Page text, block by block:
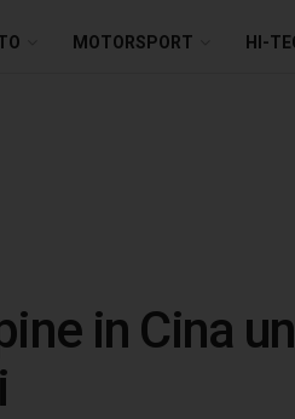
MOTORSPORT HI-
in Cina